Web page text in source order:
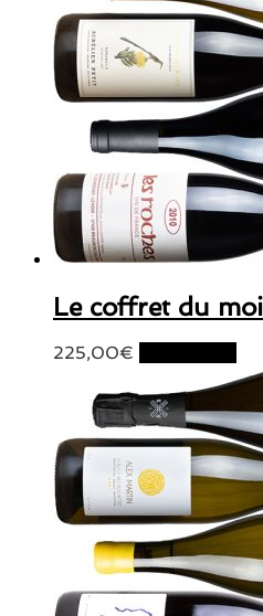
Le coffret du
225,00€